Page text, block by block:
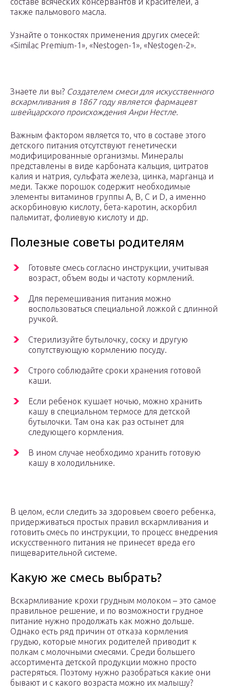
также пальмового масла.
Узнайте о тонкостях применения других смесей:
«Similac Premium-1», «Nestogen-1», «Nestogen-2».
Знаете ли вы? Создателем смеси для искусственного
вскармливания в 1867 году является фармацевт
швейцарского происхождения Анри Нестле.
Важным фактором является то, что в составе этого
детского питания отсутствуют генетически
модифицированные организмы. Минералы
представлены в виде карбоната кальция, цитратов
калия и натрия, сульфата железа, цинка, марганца и
меди. Также порошок содержит необходимые
элементы витаминов группы А, В, С и D, а именно
аскорбиновую кислоту, бета-каротин, аскорбил
пальмитат, фолиевую кислоту и др.
Полезные советы родителям
Готовьте смесь согласно инструкции, учитывая
возраст, объем воды и частоту кормлений.
Для перемешивания питания можно
воспользоваться специальной ложкой с длинной
ручкой.
Стерилизуйте бутылочку, соску и другую
сопутствующую кормлению посуду.
Строго соблюдайте сроки хранения готовой
каши.
Если ребенок кушает ночью, можно хранить
кашу в специальном термосе для детской
бутылочки. Там она как раз остынет для
следующего кормления.
В ином случае необходимо хранить готовую
кашу в холодильнике.
В целом, если следить за здоровьем своего ребенка,
придерживаться простых правил вскармливания и
готовить смесь по инструкции, то процесс внедрения
искусственного питания не принесет вреда его
пищеварительной системе.
Какую же смесь выбрать?
Вскармливание крохи грудным молоком – это самое
правильное решение, и по возможности грудное
питание нужно продолжать как можно дольше.
Однако есть ряд причин от отказа кормления
грудью, которые многих родителей приводит к
полкам с молочными смесями. Среди большего
ассортимента детской продукции можно просто
растеряться. Поэтому нужно разобраться какие они
бывают и с какого возраста можно их малышу?